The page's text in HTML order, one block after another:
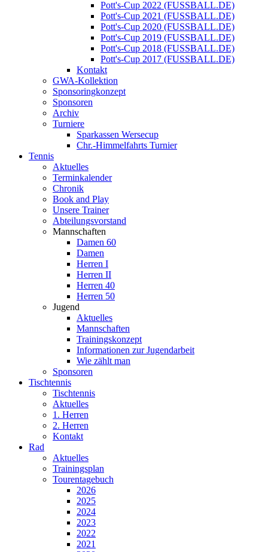
Pott's-Cup 2022 (FUSSBALL.DE)
Pott's-Cup 2021 (FUSSBALL.DE)
Pott's-Cup 2020 (FUSSBALL.DE)
Pott's-Cup 2019 (FUSSBALL.DE)
Pott's-Cup 2018 (FUSSBALL.DE)
Pott's-Cup 2017 (FUSSBALL.DE)
Kontakt
GWA-Kollektion
Sponsoringkonzept
Sponsoren
Archiv
Turniere
Sparkassen Wersecup
Chr.-Himmelfahrts Turnier
Tennis
Aktuelles
Terminkalender
Chronik
Book and Play
Unsere Trainer
Abteilungsvorstand
Mannschaften
Damen 60
Damen
Herren I
Herren II
Herren 40
Herren 50
Jugend
Aktuelles
Mannschaften
Trainingskonzept
Informationen zur Jugendarbeit
Wie zählt man
Sponsoren
Tischtennis
Tischtennis
Aktuelles
1. Herren
2. Herren
Kontakt
Rad
Aktuelles
Trainingsplan
Tourentagebuch
2026
2025
2024
2023
2022
2021